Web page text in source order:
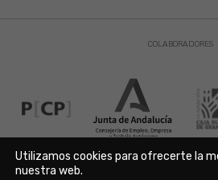
COLABORADORES
Utilizamos cookies para ofrecerte la
nuestra web.